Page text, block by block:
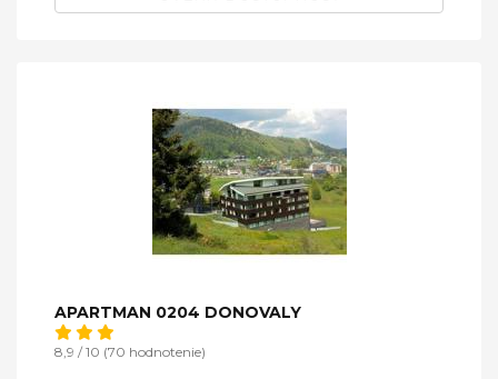
APARTMAN 0204 DONOVALY
8,9 / 10 (70 hodnotenie)